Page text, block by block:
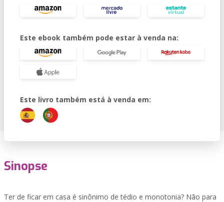
Este ebook também pode estar à venda na:
Este livro também está à venda em:
Sinopse
Ter de ficar em casa é sinônimo de tédio e monotonia? Não para